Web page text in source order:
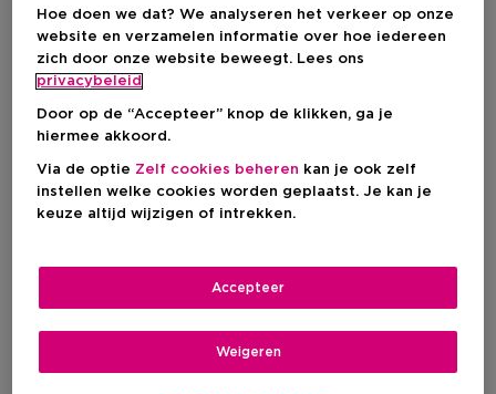
Hoe doen we dat? We analyseren het verkeer op onze
website en verzamelen informatie over hoe iedereen
zich door onze website beweegt. Lees ons
privacybeleid
Door op de “Accepteer” knop de klikken, ga je
hiermee akkoord.
Via de optie Zelf cookies beheren kan je ook zelf
instellen welke cookies worden geplaatst. Je kan je
keuze altijd wijzigen of intrekken.
Weigeren
Accepteer